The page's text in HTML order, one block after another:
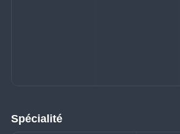
Spécialité